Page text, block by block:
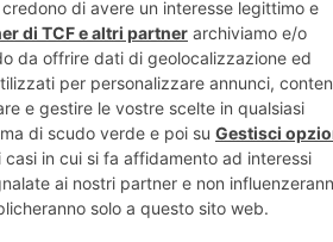
al blocco del turnover nelle
il vincolo della spesa. Il
a quelli del 2012 –
la pandemia. Tuttavia